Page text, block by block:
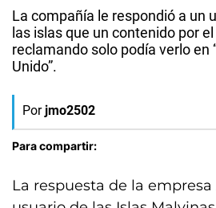
La compañía le respondió a un
las islas que un contenido por
reclamando solo podía verlo en
Unido”.
Por jmo2502
Para compartir:
La respuesta de la